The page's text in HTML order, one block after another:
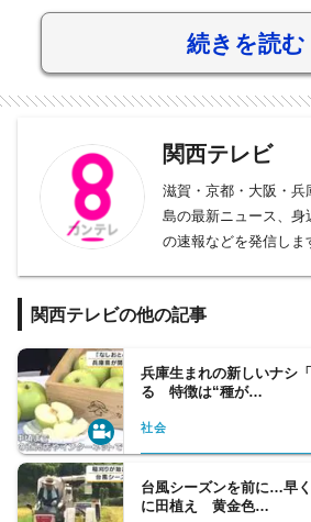
続きを読む
関西テレビ
滋賀・京都・大阪・
島の最新ニュース、身
の速報などを発信しま
関西テレビの他の記事
兵庫生まれの新しいナシ
る 特徴は“種が…
社会
台風シーズンを前に…早
に田植え 黄金色…